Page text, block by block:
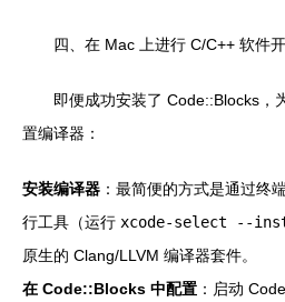
四、在 Mac 上进行 C/C++ 软件
即便成功安装了 Code::Blocks，
置编译器：
安装编译器 ：最简便的方式是通过终
行工具（运行 xcode-select --
原生的 Clang/LLVM 编译器套件。
在 Code::Blocks 中配置 ：启动